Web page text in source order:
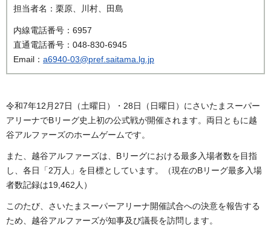
担当者名：栗原、川村、田島
内線電話番号：6957
直通電話番号：048-830-6945
Email： a6940-03@pref.saitama.lg.jp
令和7年12月27日（土曜日）・28日（日曜日）にさいたまスーパー
アリーナでBリーグ史上初の公式戦が開催されます。両日ともに越
谷アルファーズのホームゲームです。
また、越谷アルファーズは、Bリーグにおける最多入場者数を目指
し、各日「2万人」を目標としています。（現在のBリーグ最多入場
者数記録は19,462人）
このたび、さいたまスーパーアリーナ開催試合への決意を報告する
ため、越谷アルファーズが知事及び議長を訪問します。